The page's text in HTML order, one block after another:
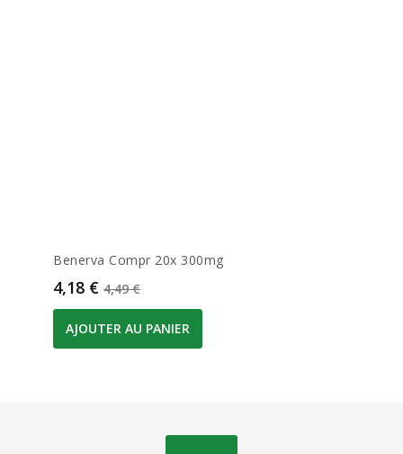
Benerva Compr 20x 300mg
Prix
4,18 € Prix de base
4,49 €
AJOUTER AU PANIER